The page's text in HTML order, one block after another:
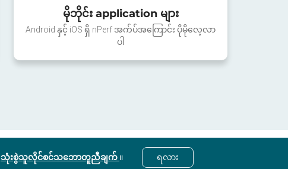
မိုဘိုင်း application များ
Android နှင့် iOS ရှိ nPerf အက်ပ်အကြောင်း ပိုမိုလေ့လာ
ပါ
သုံးစွဲသူလိုင်စင်သဘောတူညီချက် ။ ရလား